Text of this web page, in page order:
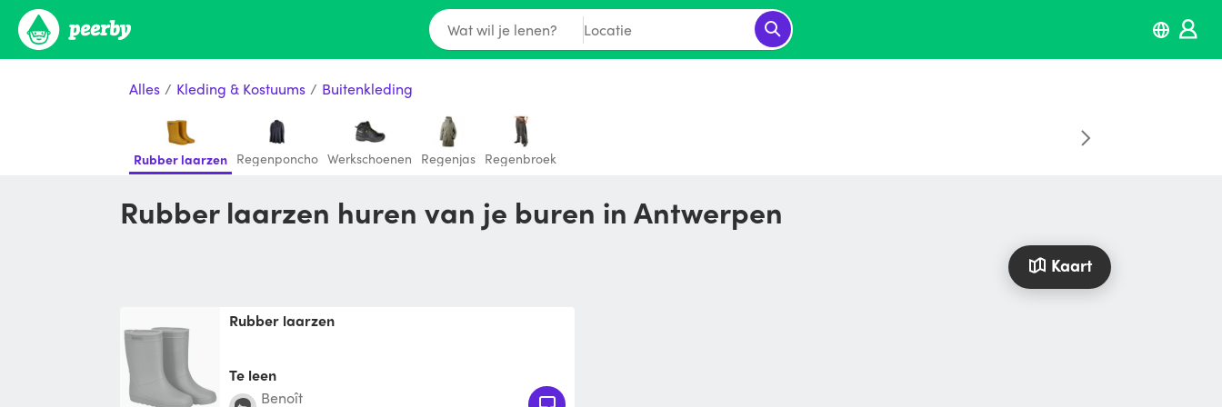
Wat wil je lenen? Locatie
Alles / Kleding & Kostuums / Buitenkleding
Rubber laarzen Regenponcho Werkschoenen Regenjas Regenbroek
Rubber laarzen huren van je buren in Antwerpen
Kaart
Rubber laarzen
Te leen
Benoît